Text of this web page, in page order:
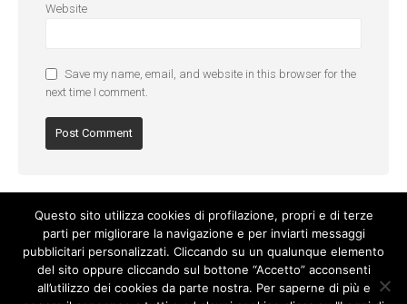
Website
Save my name, email, and website in this browser for the
next time I comment.
Questo sito utilizza cookies di profilazione, propri e di terze
parti per migliorare la navigazione e per inviarti messaggi
pubblicitari personalizzati. Cliccando su un qualunque elemento
del sito oppure cliccando sul bottone “Accetto” acconsenti
all’utilizzo dei cookies da parte nostra. Per saperne di più e